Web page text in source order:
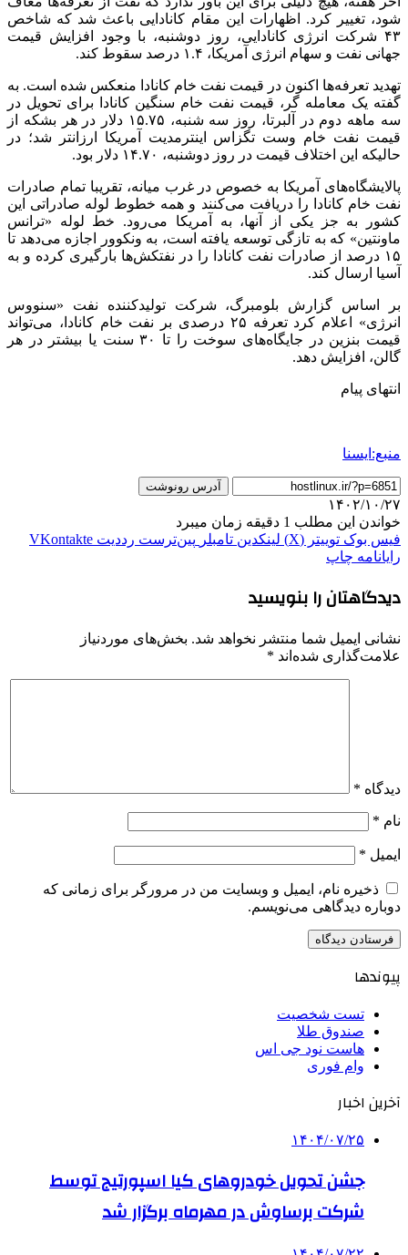
شود، تغییر کرد. اظهارات این مقام کانادایی باعث شد که شاخص
۴۳ شرکت انرژی کانادایی، روز دوشنبه، با وجود افزایش قیمت
جهانی نفت و سهام انرژی آمریکا، ۱.۴ درصد سقوط کند.
تهدید تعرفه‌ها اکنون در قیمت نفت خام کانادا منعکس شده است. به
گفته یک معامله گر، قیمت نفت خام سنگین کانادا برای تحویل در
سه ماهه دوم در آلبرتا، روز سه شنبه، ۱۵.۷۵ دلار در هر بشکه از
قیمت نفت خام وست تگزاس اینترمدیت آمریکا ارزانتر شد؛ در
حالیکه این اختلاف قیمت در روز دوشنبه، ۱۴.۷۰ دلار بود.
پالایشگاه‌های آمریکا به خصوص در غرب میانه، تقریبا تمام صادرات
نفت خام کانادا را دریافت می‌کنند و همه خطوط لوله صادراتی این
کشور به جز یکی از آنها، به آمریکا می‌رود. خط لوله «ترانس
ماونتین» که به تازگی توسعه یافته است، به ونکوور اجازه می‌دهد تا
۱۵ درصد از صادرات نفت کانادا را در نفتکش‌ها بارگیری کرده و به
آسیا ارسال کند.
بر اساس گزارش بلومبرگ، شرکت تولیدکننده نفت «سنووس
انرژی» اعلام کرد تعرفه ۲۵ درصدی بر نفت خام کانادا، می‌تواند
قیمت بنزین در جایگاه‌های سوخت را تا ۳۰ سنت یا بیشتر در هر
گالن، افزایش دهد.
انتهای پیام
منبع:ایسنا
آدرس رونوشت
۱۴۰۲/۱۰/۲۷
خواندن این مطلب 1 دقیقه زمان میبرد
فیس بوک توییتر (X) لینکدین ‫تامبلر ‫پین‌ترست ‫رددیت ‫VKontakte
رایانامه چاپ
دیدگاهتان را بنویسید
نشانی ایمیل شما منتشر نخواهد شد. بخش‌های موردنیاز
علامت‌گذاری شده‌اند *
دیدگاه *
نام *
ایمیل *
ذخیره نام، ایمیل و وبسایت من در مرورگر برای زمانی که
دوباره دیدگاهی می‌نویسم.
پیوندها
تست شخصیت
صندوق طلا
هاست نود جی اس
وام فوری
آخرین اخبار
۱۴۰۴/۰۷/۲۵
جشن تحویل خودروهای کیا اسپورتیج توسط
شرکت برساوش در مهرماه برگزار شد